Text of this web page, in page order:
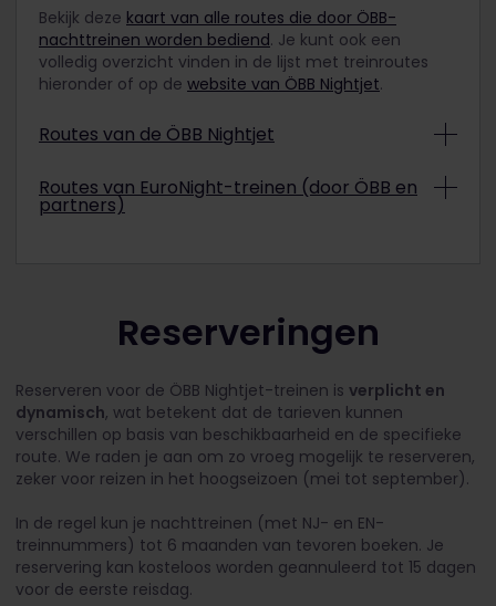
Bekijk deze kaart van alle routes die door ÖBB-
nachttreinen worden bediend. Je kunt ook een
volledig overzicht vinden in de lijst met treinroutes
hieronder of op de website van ÖBB Nightjet.
Routes van de ÖBB Nightjet
ÖBB Nightjet treinen rijden op de volgende
routes:
Wenen– Arlberg – Feldkirch –Bregenz
Wenen – Linz – Passau – Hannover – Hamburg
Wenen– Linz – Hamm – Münster – Amersfoort
–Amsterdam
Wenen – Linz – Salzburg – München – Keulen –
Brussel
Innsbruck– München – Hannover –Hamburg
Innsbruck – München – Hamm – Münster –
Routes van EuroNight-treinen (door ÖBB en
partners)
Wenen– Linz – Buchs –Zürich
Warschau/Przemysl
Boedapest - Bratislava - Krakau -
Warschau/Przemyśl
Praag- Ostrava - Krakau -
Zürich– Villach/Graz –Zagreb
Zürich– Frankfurt – Leipzig –Praag*
Reserveringen
Reserveren voor de ÖBB Nightjet-treinen is verplicht en
dynamisch, wat betekent dat de tarieven kunnen
verschillen op basis van beschikbaarheid en de specifieke
route. We raden je aan om zo vroeg mogelijk te reserveren,
zeker voor reizen in het hoogseizoen (mei tot september).
In de regel kun je nachttreinen (met NJ- en EN-
treinnummers) tot 6 maanden van tevoren boeken. Je
reservering kan kosteloos worden geannuleerd tot 15 dagen
voor de eerste reisdag.